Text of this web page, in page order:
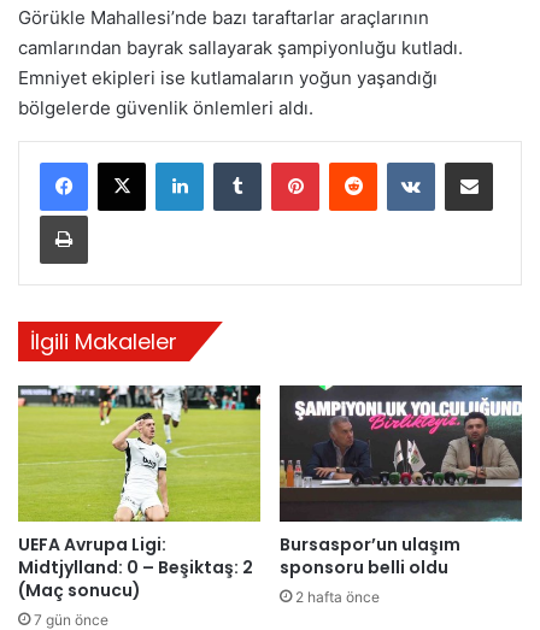
Görükle Mahallesi’nde bazı taraftarlar araçlarının
camlarından bayrak sallayarak şampiyonluğu kutladı.
Emniyet ekipleri ise kutlamaların yoğun yaşandığı
bölgelerde güvenlik önlemleri aldı.
İlgili Makaleler
UEFA Avrupa Ligi:
Midtjylland: 0 – Beşiktaş: 2
(Maç sonucu)
7 gün önce
Bursaspor’un ulaşım
sponsoru belli oldu
2 hafta önce